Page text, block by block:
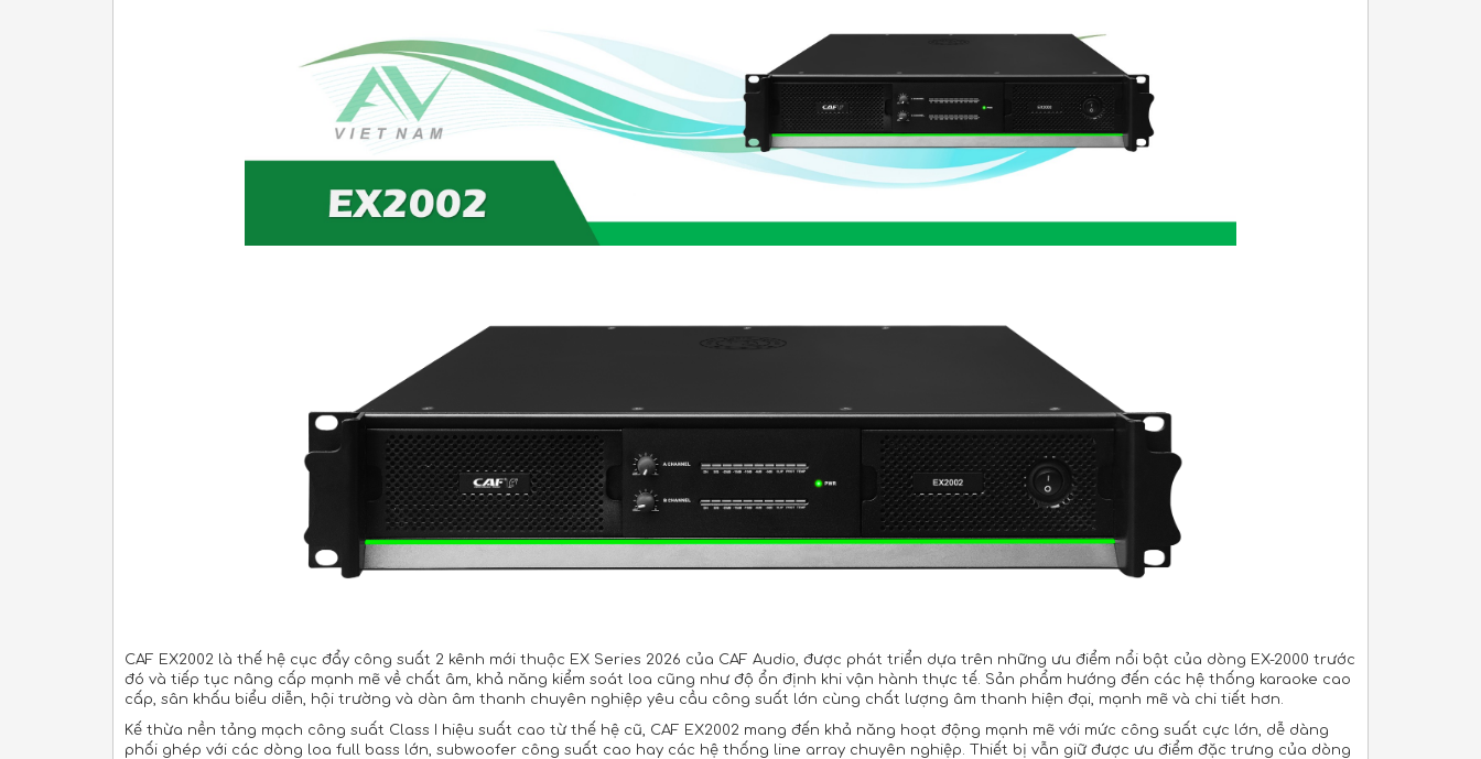
CAF EX2002 là thế hệ cục đẩy công suất 2 kênh mới thuộc EX Series 2026 của CAF Audio, được phát triển dựa trên những ưu điểm nổi bật của dòng EX-2000 trước
đó và tiếp tục nâng cấp mạnh mẽ về chất âm, khả năng kiểm soát loa cũng như độ ổn định khi vận hành thực tế. Sản phẩm hướng đến các hệ thống karaoke cao
cấp, sân khấu biểu diễn, hội trường và dàn âm thanh chuyên nghiệp yêu cầu công suất lớn cùng chất lượng âm thanh hiện đại, mạnh mẽ và chi tiết hơn.
Kế thừa nền tảng mạch công suất Class I hiệu suất cao từ thế hệ cũ, CAF EX2002 mang đến khả năng hoạt động mạnh mẽ với mức công suất cực lớn, dễ dàng
phối ghép với các dòng loa full bass lớn, subwoofer công suất cao hay các hệ thống line array chuyên nghiệp. Thiết bị vẫn giữ được ưu điểm đặc trưng của dòng